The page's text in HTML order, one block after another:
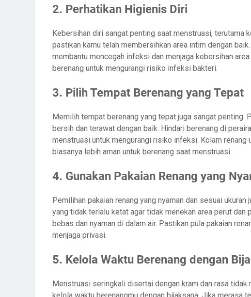
2. Perhatikan Higienis Diri
Kebersihan diri sangat penting saat menstruasi, terutama
pastikan kamu telah membersihkan area intim dengan
membantu mencegah infeksi dan menjaga kebersihan
berenang untuk mengurangi risiko infeksi bakteri.
3. Pilih Tempat Berenang yang Tepat
Memilih tempat berenang yang tepat juga sangat penting.
bersih dan terawat dengan baik. Hindari berenang di
menstruasi untuk mengurangi risiko infeksi. Kolam renang
biasanya lebih aman untuk berenang saat menstruasi.
4. Gunakan Pakaian Renang yang
Pemilihan pakaian renang yang nyaman dan sesuai
yang tidak terlalu ketat agar tidak menekan area perut dan
bebas dan nyaman di dalam air. Pastikan pula pakaian
menjaga privasi.
5. Kelola Waktu Berenang dengan
Menstruasi seringkali disertai dengan kram dan rasa tidak
kelola waktu berenangmu dengan bijaksana. Jika merasa